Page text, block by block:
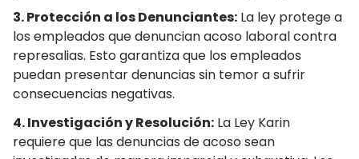
3.Protección a los Denunciantes: La ley protege a
los empleados que denuncian acoso laboral contra
represalias. Esto garantiza que los empleados
puedan presentar denuncias sin temor a sufrir
consecuencias negativas.
4. Investigación y Resolución: La Ley Karin
requiere que las denuncias de acoso sean